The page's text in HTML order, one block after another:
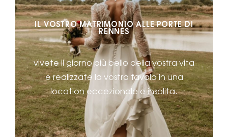
IL VOSTRO MATRIMONIO ALLE PORTE DI
RENNES
vivete il giorno più bello della vostra vita
e realizzate la vostra favola in una
location eccezionale e insolita.